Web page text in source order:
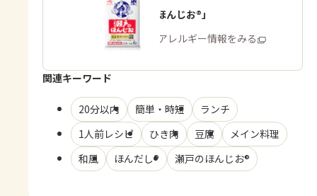
「瀬戸のほんじお®」
商品・アレルギー情報をみる
関連キーワード
20分以内 簡単・時短
ランチ
1人前レシピ
ひき肉 豆腐
メイン料理
和風
ほんだし® 瀬戸のほんじお®